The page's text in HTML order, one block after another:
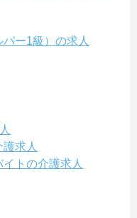
ー1級）の求人
求人
トの介護求人